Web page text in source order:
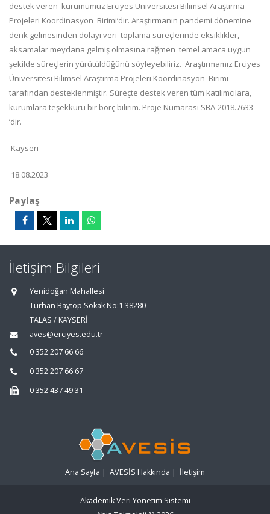
destek veren kurumumuz Erciyes Üniversitesi Bilimsel Araştırma
Projeleri Koordinasyon Birimi’dir. Araştırmanın pandemi dönemine
denk gelmesinden dolayı veri toplama süreçlerinde eksiklikler,
aksamalar meydana gelmiş olmasına rağmen temel amaca uygun
şekilde süreçlerin yürütüldüğünü söyleyebiliriz. Araştırmamız Erciyes
Üniversitesi Bilimsel Araştırma Projeleri Koordinasyon Birimi
tarafından desteklenmiştir. Süreçte destek veren tüm katılımcılara,
kurumlara teşekkürü bir borç bilirim. Proje Numarası SBA-2018.7633
’dir.
Kayseri
18.08.2023
Paylaş
İletişim Bilgileri
Yenidoğan Mahallesi
Turhan Baytop Sokak No:1 38280
TALAS / KAYSERİ
aves@erciyes.edu.tr
0 352 207 66 66
0 352 207 66 67
0 352 437 49 31
Ana Sayfa | AVESİS Hakkında | İletişim
Akademik Veri Yönetim Sistemi